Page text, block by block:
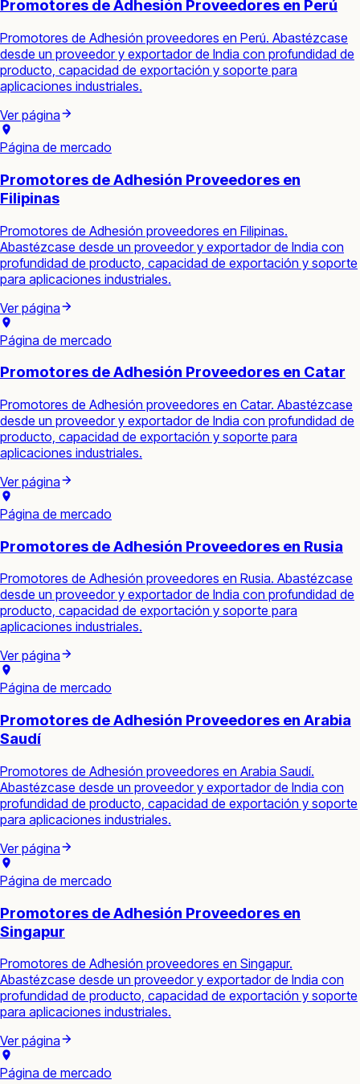
Promotores de Adhesión Proveedores en Perú
Promotores de Adhesión proveedores en Perú. Abastézcase
desde un proveedor y exportador de India con profundidad de
producto, capacidad de exportación y soporte para
aplicaciones industriales.
Ver página
Página de mercado
Promotores de Adhesión Proveedores en
Filipinas
Promotores de Adhesión proveedores en Filipinas.
Abastézcase desde un proveedor y exportador de India con
profundidad de producto, capacidad de exportación y soporte
para aplicaciones industriales.
Ver página
Página de mercado
Promotores de Adhesión Proveedores en Catar
Promotores de Adhesión proveedores en Catar. Abastézcase
desde un proveedor y exportador de India con profundidad de
producto, capacidad de exportación y soporte para
aplicaciones industriales.
Ver página
Página de mercado
Promotores de Adhesión Proveedores en Rusia
Promotores de Adhesión proveedores en Rusia. Abastézcase
desde un proveedor y exportador de India con profundidad de
producto, capacidad de exportación y soporte para
aplicaciones industriales.
Ver página
Página de mercado
Promotores de Adhesión Proveedores en Arabia
Saudí
Promotores de Adhesión proveedores en Arabia Saudí.
Abastézcase desde un proveedor y exportador de India con
profundidad de producto, capacidad de exportación y soporte
para aplicaciones industriales.
Ver página
Página de mercado
Promotores de Adhesión Proveedores en
Singapur
Promotores de Adhesión proveedores en Singapur.
Abastézcase desde un proveedor y exportador de India con
profundidad de producto, capacidad de exportación y soporte
para aplicaciones industriales.
Ver página
Página de mercado